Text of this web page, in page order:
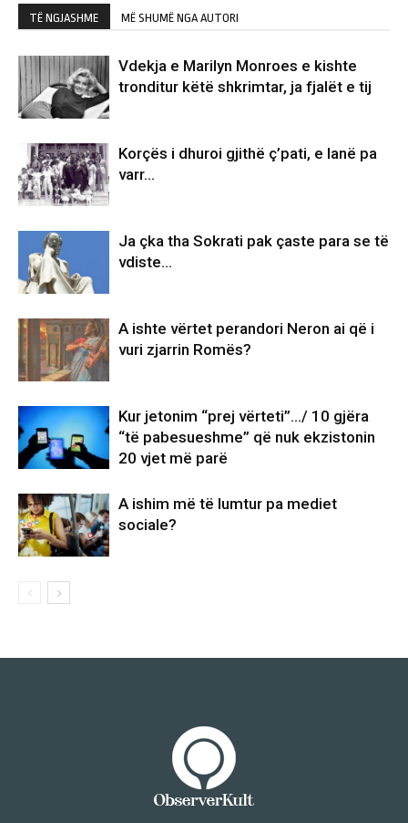
TË NGJASHME MË SHUMË NGA AUTORI
Vdekja e Marilyn Monroes e kishte
tronditur këtë shkrimtar, ja fjalët e tij
Korçës i dhuroi gjithë ç’pati, e lanë pa
varr…
Ja çka tha Sokrati pak çaste para se të
vdiste…
A ishte vërtet perandori Neron ai që i
vuri zjarrin Romës?
Kur jetonim “prej vërteti”…/ 10 gjëra
“të pabesueshme” që nuk ekzistonin
20 vjet më parë
A ishim më të lumtur pa mediet
sociale?